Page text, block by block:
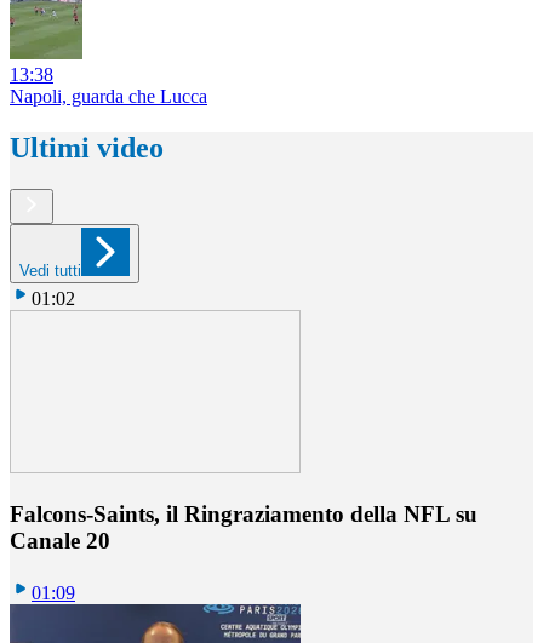
13:38
Napoli, guarda che Lucca
Ultimi video
Vedi tutti
01:02
Falcons-Saints, il Ringraziamento della NFL su
Canale 20
01:09